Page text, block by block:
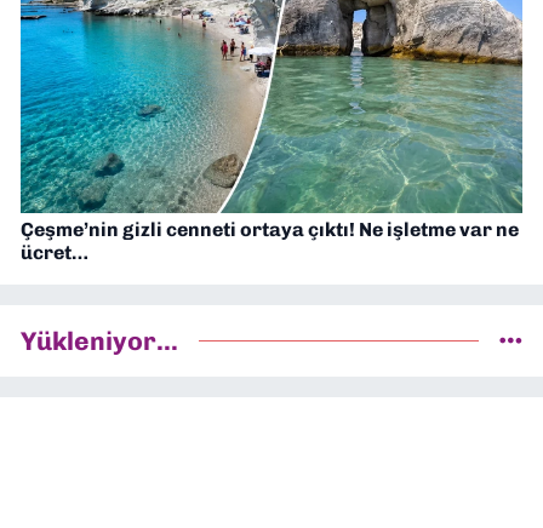
Çeşme’nin gizli cenneti ortaya çıktı! Ne işletme var ne
ücret…
Yükleniyor...